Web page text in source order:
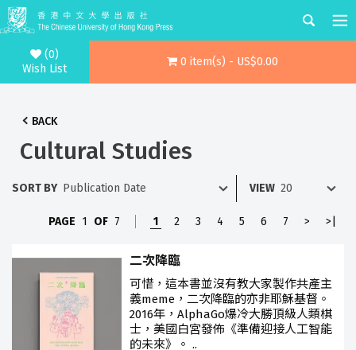
(0)
Wish List
0 item(s) - US$0.00
BACK
Cultural Studies
SORT BY VIEW
PAGE 1 OF 7 1 2 3 4 5 6 7 > >|
二次降臨
可惜，這本書並沒有教大家製作共產主
義meme，二次降臨的亦非耶穌基督。
2016年，AlphaGo爆冷大勝頂級人類棋
士，美國白宮發佈《準備迎接人工智能
的未來》。 ..